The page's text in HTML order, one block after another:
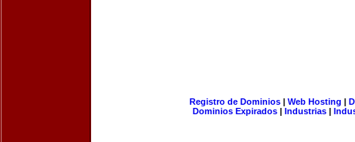
Registro de Dominios| Web Hosting |
Dominios Expirados | Industrias |